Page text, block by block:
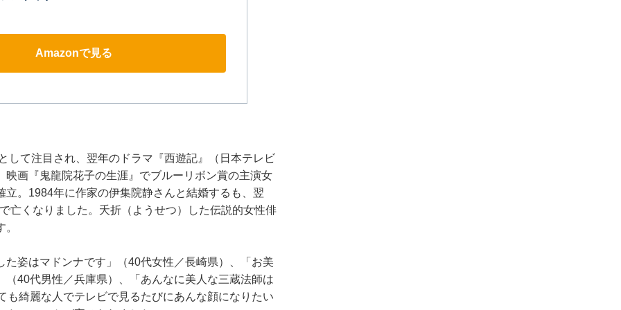
Amazonで見る
して注目され、翌年のドラマ『西遊記』（日本テレビ
画『鬼龍院花子の生涯』でブルーリボン賞の主演女
。1984年に作家の伊集院静さんと結婚するも、翌
亡くなりました。夭折（ようせつ）した伝説的女性俳
姿はマドンナです」（40代女性／長崎県）、「お美
40代男性／兵庫県）、「あんなに美人な三蔵法師は
綺麗な人でテレビで見るたびにあんな顔になりたい